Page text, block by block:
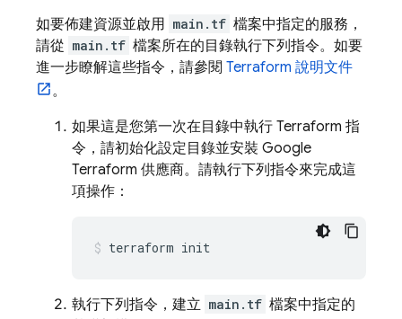
如要佈建資源並啟用 main.tf 檔案中指定的服務，
請從 main.tf 檔案所在的目錄執行下列指令。如要
進一步瞭解這些指令，請參閱 Terraform 說明文件
。
如果這是您第一次在目錄中執行 Terraform 指
令，請初始化設定目錄並安裝 Google
Terraform 供應商。請執行下列指令來完成這
項操作：
terraform init
執行下列指令，建立 main.tf 檔案中指定的